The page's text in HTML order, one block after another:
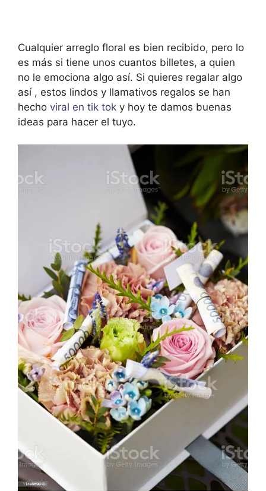
Cualquier arreglo floral es bien recibido, pero lo
es más si tiene unos cuantos billetes, a quien
no le emociona algo así. Si quieres regalar algo
así , estos lindos y llamativos regalos se han
hecho viral en tik tok y hoy te damos buenas
ideas para hacer el tuyo.